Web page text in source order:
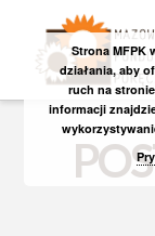
Strona MFPK
działania, aby
ruch na
informacji